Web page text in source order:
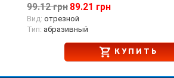
99.12 грн 89.21 грн
Вид: отрезной
Тип: абразивный
КУПИТЬ